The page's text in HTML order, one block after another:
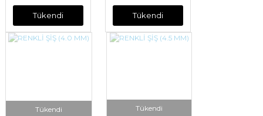
Tükendi Tükendi
Tükendi
Tükendi